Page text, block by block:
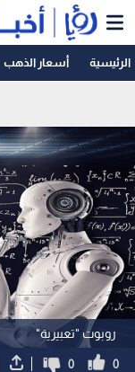
الرئيسية أسعار الذهب
روبوت "تعبيرية"
0
0